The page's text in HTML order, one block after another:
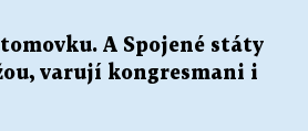
A Spojené státy
varují kongresmani i